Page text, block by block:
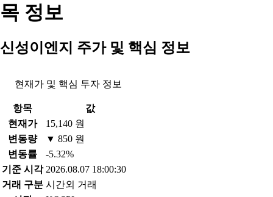
목 정보
신성이엔지 주가 및 핵심 정보
현재가 및 핵심 투자 정보
항목
값
현재가
15,140 원
변동량
▼ 850 원
변동률
-5.32%
기준 시각 2026.08.07 18:00:30
거래 구분 시간외 거래